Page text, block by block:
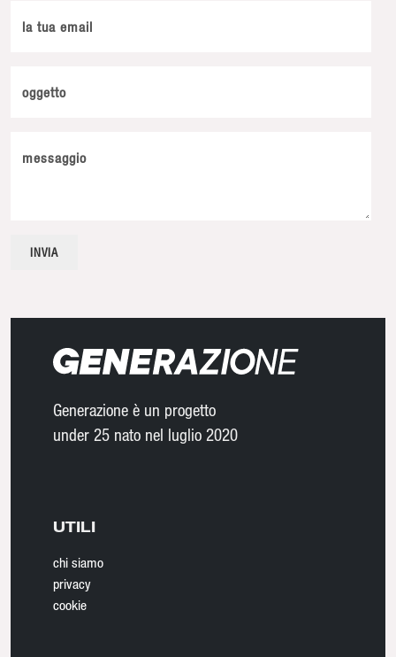
la tua email
oggetto
messaggio
Generazione è un progetto
under 25 nato nel luglio 2020
UTILI
chi siamo
privacy
cookie